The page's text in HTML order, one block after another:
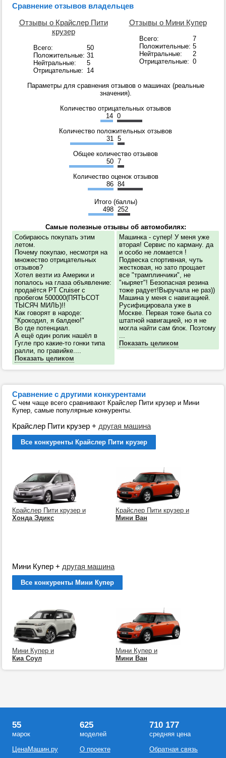
Сравнение отзывов владельцев
Отзывы о Крайслер Пити
крузер
Всего:
50
Положительные: 31
Нейтральные:
5
Отрицательные: 14
Отзывы о Мини Купер
Всего:
7
Положительные: 5
Нейтральные:
2
Отрицательные: 0
Параметры для сравнения отзывов о машинах (реальные
значения).
Количество отрицательных отзывов
14 0
Количество положительных отзывов
31
5
Общее количество отзывов
50 7
Количество оценок отзывов
86 84
Итого (баллы)
498 252
Самые полезные отзывы об автомобилях:
Собираюсь покупать этим
летом.
Почему покупаю, несмотря на
множество отрицательных
отзывов?
Хотел везти из Америки и
попалось на глаза объявление:
продаётся PT Cruiser с
пробегом 500000(ПЯТЬСОТ
ТЫСЯЧ МИЛЬ)!!
Как говорят в народе:
"Крокодил, я балдею!"
Во где потенциал.
А ещё один ролик нашёл в
Гугле про какие-то гонки типа
ралли, по гравийке....
Показать целиком
Машинка - супер! У меня уже
вторая! Сервис по карману. да
и особо не ломается !
Подвеска спортивная, чуть
жестковая, но зато прощает
все "трамплинчики", не
"ныряет"! Безопасная резина
тоже радует!Выручала не раз))
Машина у меня с навигацией.
Русифицировала уже в
Москве. Первая тоже была со
штатной навигацией, но я не
могла найти сам блок. Поэтому
Показать целиком
Сравнение с другими конкурентами
С чем чаще всего сравнивают Крайслер Пити крузер и Мини
Купер, самые популярные конкуренты.
Крайслер Пити крузер + другая машина
Все конкуренты Крайслер Пити крузер
Крайслер Пити крузер и
Хонда Эдикс
Крайслер Пити крузер и
Мини Ван
Мини Купер + другая машина
Все конкуренты Мини Купер
Мини Купер и
Киа Соул
Мини Купер и
Мини Ван
55
марок
ЦенаМашин.ру
625
моделей
О проекте
710 177
средняя цена
Обратная связь